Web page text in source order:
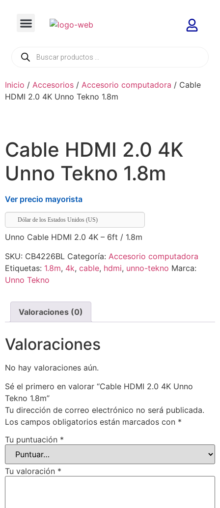
Inicio / Accesorios / Accesorio computadora / Cable
HDMI 2.0 4K Unno Tekno 1.8m
Cable HDMI 2.0 4K
Unno Tekno 1.8m
Ver precio mayorista
Dólar de los Estados Unidos (US)
Unno Cable HDMI 2.0 4K – 6ft / 1.8m
SKU: CB4226BL Categoría: Accesorio computadora
Etiquetas: 1.8m, 4k, cable, hdmi, unno-tekno Marca:
Unno Tekno
Valoraciones (0)
Valoraciones
No hay valoraciones aún.
Sé el primero en valorar “Cable HDMI 2.0 4K Unno
Tekno 1.8m”
Tu dirección de correo electrónico no será publicada.
Los campos obligatorios están marcados con *
Tu puntuación *
Tu valoración *